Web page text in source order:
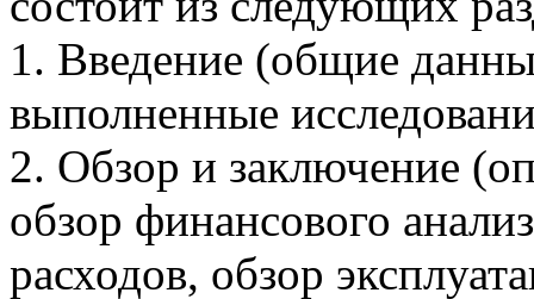
1. Введение (общие
выполненные
2. Обзор и заключение
обзор финансового
расходов, обзор